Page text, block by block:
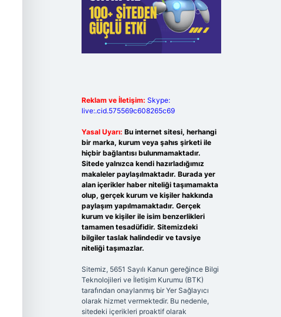
Reklam ve İletişim: Skype:
live:.cid.575569c608265c69
Yasal Uyarı: Bu internet sitesi, herhangi
bir marka, kurum veya şahıs şirketi ile
hiçbir bağlantısı bulunmamaktadır.
Sitede yalnızca kendi hazırladığımız
makaleler paylaşılmaktadır. Burada yer
alan içerikler haber niteliği taşımamakta
olup, gerçek kurum ve kişiler hakkında
paylaşım yapılmamaktadır. Gerçek
kurum ve kişiler ile isim benzerlikleri
tamamen tesadüfidir. Sitemizdeki
bilgiler taslak halindedir ve tavsiye
niteliği taşımazlar.
Sitemiz, 5651 Sayılı Kanun gereğince Bilgi
Teknolojileri ve İletişim Kurumu (BTK)
tarafından onaylanmış bir Yer Sağlayıcı
olarak hizmet vermektedir. Bu nedenle,
sitedeki içerikleri proaktif olarak